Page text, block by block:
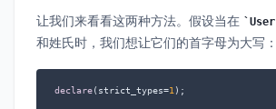
让我们来看看这两种方法。假设当在 User
和姓氏时，我们想让它们的首字母为大写：
declare(strict_types=1 );